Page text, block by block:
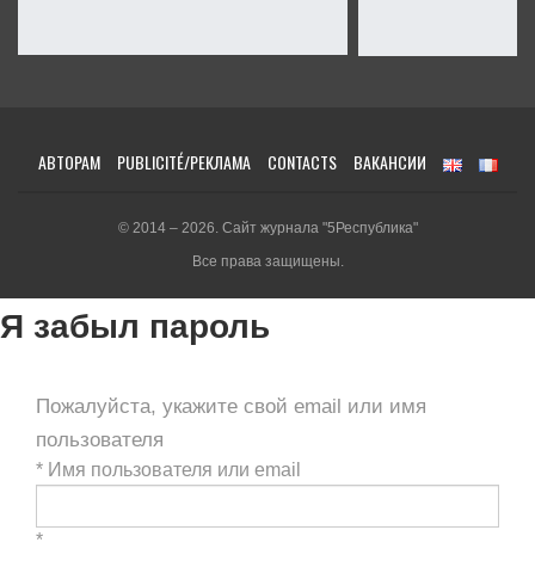
АВТОРАМ PUBLICITÉ/РЕКЛАМА CONTACTS ВАКАНСИИ
© 2014 – 2026. Сайт журнала "5Республика"
Все права защищены.
Я забыл пароль
Пожалуйста, укажите свой email или имя
пользователя
* Имя пользователя или email
*